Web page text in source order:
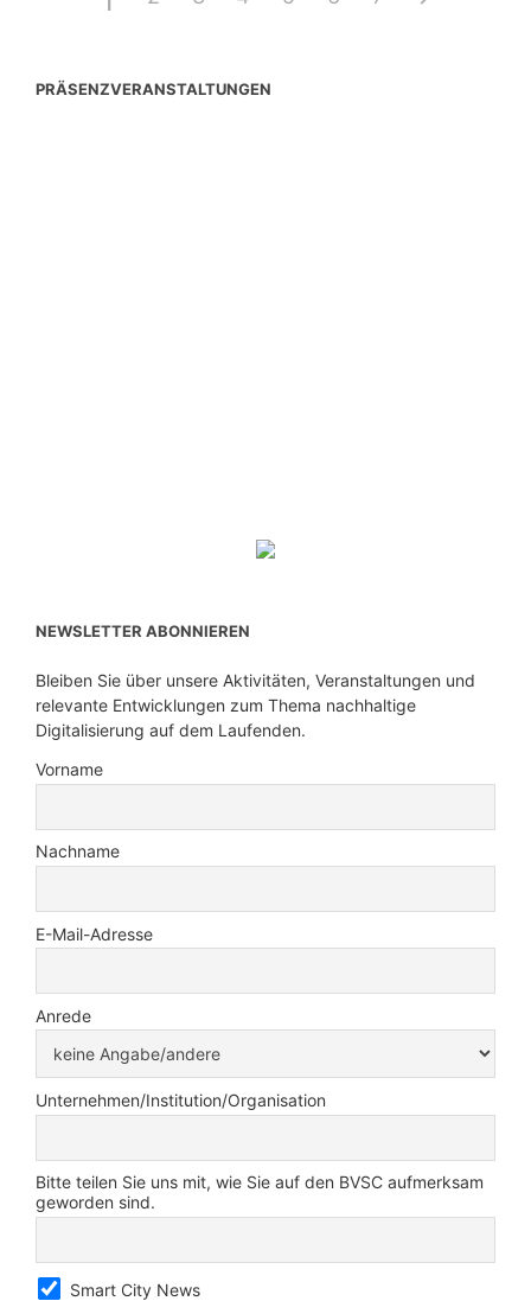
PRÄSENZVERANSTALTUNGEN
NEWSLETTER ABONNIEREN
Bleiben Sie über unsere Aktivitäten, Veranstaltungen und
relevante Entwicklungen zum Thema nachhaltige
Digitalisierung auf dem Laufenden.
Vorname
Nachname
E-Mail-Adresse
Anrede
Unternehmen/Institution/Organisation
Bitte teilen Sie uns mit, wie Sie auf den BVSC aufmerksam
geworden sind.
Smart City News